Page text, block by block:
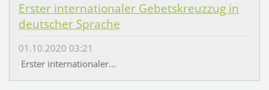
Erster internationaler Gebetskreuzzug in
deutscher Sprache
01.10.2020 03:21
​ Erster internationaler...